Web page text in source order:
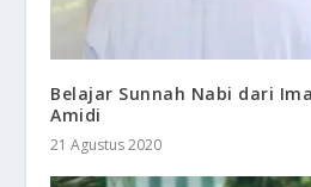
Belajar Sunnah Nabi dari
Amidi
21 Agustus 2020